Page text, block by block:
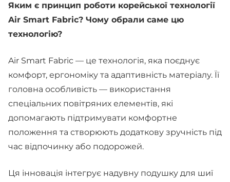
Яким є принцип роботи корейської технології
Air Smart Fabric? Чому обрали саме цю
технологію?
Air Smart Fabric — це технологія, яка поєднує
комфорт, ергономіку та адаптивність матеріалу. Її
головна особливість — використання
спеціальних повітряних елементів, які
допомагають підтримувати комфортне
положення та створюють додаткову зручність під
час відпочинку або подорожей.
Ця інновація інтегрує надувну подушку для шиї